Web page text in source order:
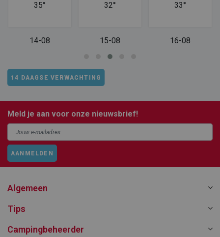
35°
14-08
32°
15-08
33°
16-08
14 DAAGSE VERWACHTING
Meld je aan voor onze nieuwsbrief!
AANMELDEN
Algemeen
Tips
Campingbeheerder